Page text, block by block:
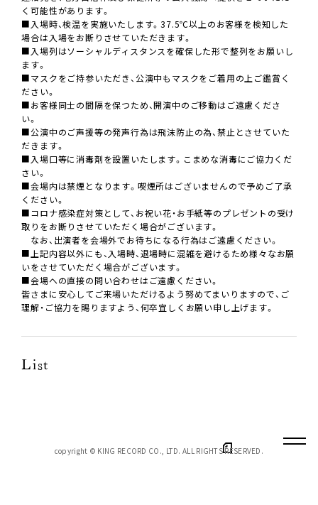
く可能性があります。
■入場時、検温を実施いたします。37.5℃以上のお客様を検知した
場合は入場をお断りさせていただきます。
■入場列はソーシャルディスタンスを確保した形で整列をお願いし
ます。
■マスクをご持参いただき、公演中もマスクをご着用の上ご鑑賞く
ださい。
■お客様同士の間隔を保つため、開演中のご移動はご遠慮くださ
い。
■公演中のご声援等の発声行為は飛沫防止の為、禁止とさせていた
だきます。
■入場口等に消毒剤を設置いたします。こまめな消毒にご協力くだ
さい。
■会場内は禁煙となります。喫煙所はございませんので予めご了承
ください。
■コロナ感染症対策として、お祝い花・お手紙等のプレゼントの受け
取りをお断りさせていただく場合がございます。
なお、出演者を会場外でお待ちになる行為はご遠慮ください。
■上記内容以外にも、入場時、退場時に混雑を避けるため様々なお願
いをさせていただく場合がございます。
■会場への直接の問い合わせはご遠慮ください。
皆さまに安心してご来場いただけるよう努めてまいりますので、ご
理解・ご協力を賜りますよう、何卒宜しくお願い申し上げます。
List
copyright © KING RECORD CO., LTD. ALL RIGHTS RESERVED.